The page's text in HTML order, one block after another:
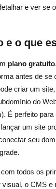
e ver se
e o que
plano gratuito
antes de se
criar um
do
É perfeito para
um site
seu
todos os
visual, o CMS e